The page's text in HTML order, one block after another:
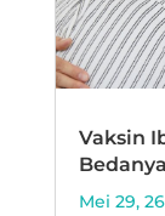
Vaksin
Mei 29, 26